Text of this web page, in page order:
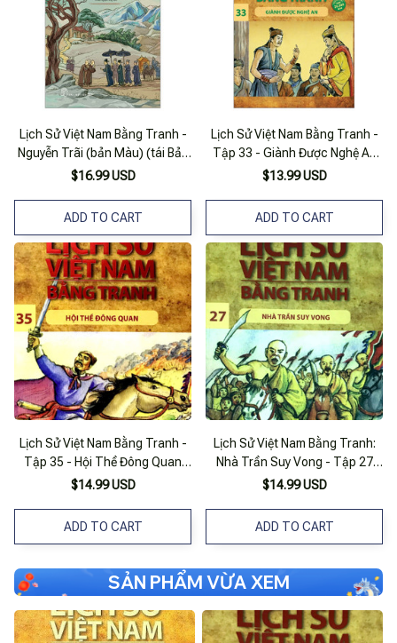
Lịch Sử Việt Nam Bằng Tranh -
Nguyễn Trãi (bản Màu) (tái Bản
2023)
$16.99 USD
ADD TO CART
Lịch Sử Việt Nam Bằng Tranh -
Tập 33 - Giành Được Nghệ An
(tái Bản 2023)
$13.99 USD
ADD TO CART
Lịch Sử Việt Nam Bằng Tranh -
Tập 35 - Hội Thề Đông Quan
(tái Bản 2017)
$14.99 USD
ADD TO CART
Lịch Sử Việt Nam Bằng Tranh:
Nhà Trần Suy Vong - Tập 27
(tái Bản 2017)
$14.99 USD
ADD TO CART
SẢN PHẨM VỪA XEM